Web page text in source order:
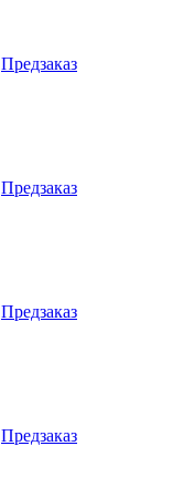
Предзаказ
Предзаказ
Предзаказ
Предзаказ